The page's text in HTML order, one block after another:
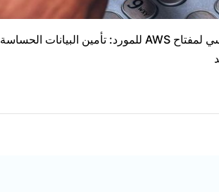
منع التعرض الرئيسي لمفتاح AWS للمورد: تأمين البيانات الحساسة